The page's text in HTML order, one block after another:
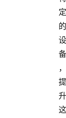
定
的
设
备
，
提
升
这